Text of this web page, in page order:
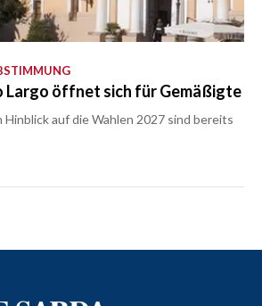
Largo öffnet sich für Gemäßigte
Hinblick auf die Wahlen 2027 sind bereits